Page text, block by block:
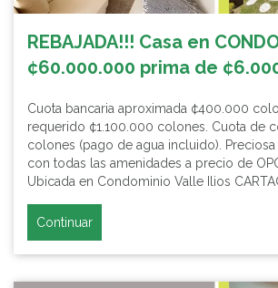
REBAJADA!!! Casa en
¢60.000.000 prima de
Cuota bancaria aproximada ¢400.000
requerido ¢1.100.000 colones. Cuota de
colones (pago de agua incluido). Preciosa
con todas las amenidades a precio de
Ubicada en Condominio Valle Ilios
Continuar